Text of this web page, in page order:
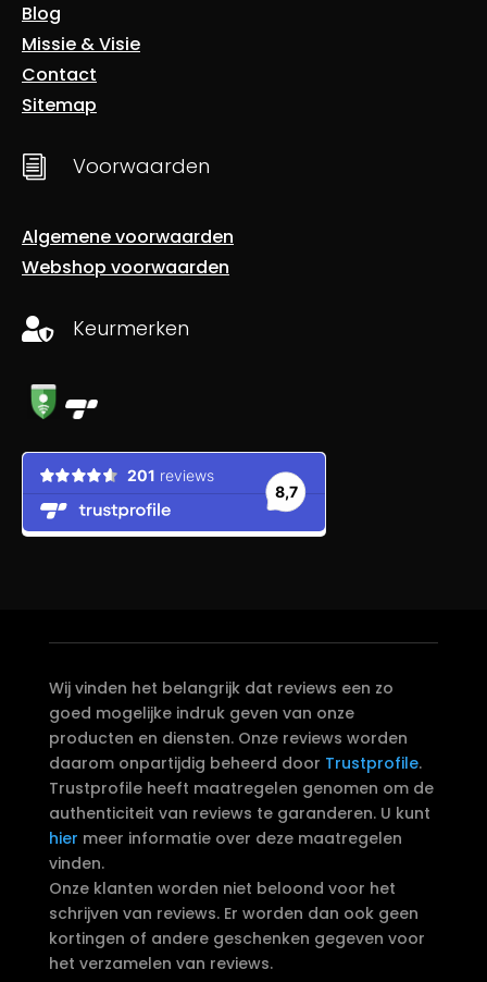
Blog
Missie & Visie
Contact
Sitemap
i Voorwaarden
Algemene voorwaarden
Webshop voorwaarden
 Keurmerken
Wij vinden het belangrijk dat reviews een zo
goed mogelijke indruk geven van onze
producten en diensten. Onze reviews worden
daarom onpartijdig beheerd door Trustprofile.
Trustprofile heeft maatregelen genomen om de
authenticiteit van reviews te garanderen. U kunt
hier meer informatie over deze maatregelen
vinden.
Onze klanten worden niet beloond voor het
schrijven van reviews. Er worden dan ook geen
kortingen of andere geschenken gegeven voor
het verzamelen van reviews.